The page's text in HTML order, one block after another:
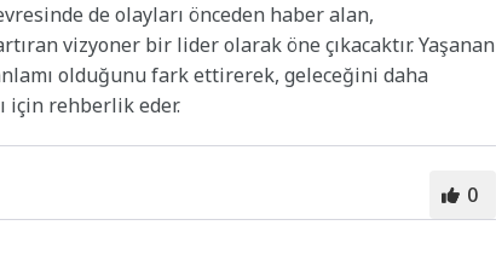
de olayları önceden haber alan,
vizyoner bir lider olarak öne çıkacaktır. Yaşanan
olduğunu fark ettirerek, geleceğini daha
için rehberlik eder.
0